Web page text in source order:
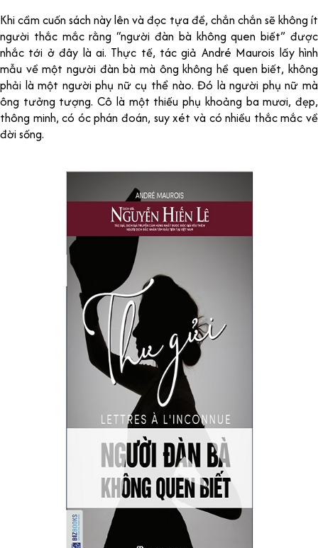
Khi cầm cuốn sách này lên và đọc tựa đề, chắn chắn sẽ không ít
người thắc mắc rằng “người đàn bà không quen biết” được
nhắc tới ở đây là ai. Thực tế, tác giả André Maurois lấy hình
mẫu về một người đàn bà mà ông không hề quen biết, không
phải là một người phụ nữ cụ thể nào. Đó là người phụ nữ mà
ông tưởng tượng. Cô là một thiếu phụ khoảng ba mươi, đẹp,
thông minh, có óc phán đoán, suy xét và có nhiều thắc mắc về
đời sống.